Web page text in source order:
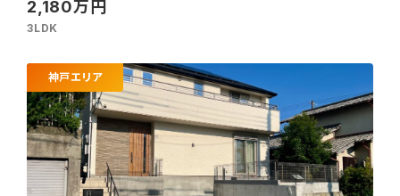
2,180万円
3LDK
神戸エリア